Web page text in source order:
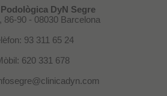
DyN Segre
86-90 - 08030 Barcelona
93 311 65 24
620 331 678